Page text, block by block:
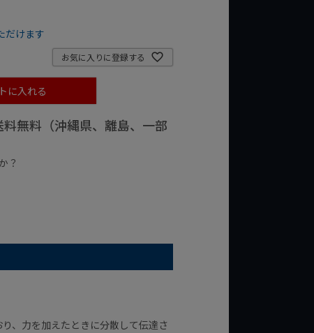
だけます
お気に入りに登録する
に入れる
無料（沖縄県、離島、一部
？
、力を加えたときに分散して伝達さ